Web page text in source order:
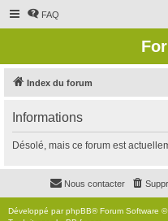
FAQ
Index du forum
Informations
Désolé, mais ce forum est
Nous contacter
Développé parphpBB® Forum Software